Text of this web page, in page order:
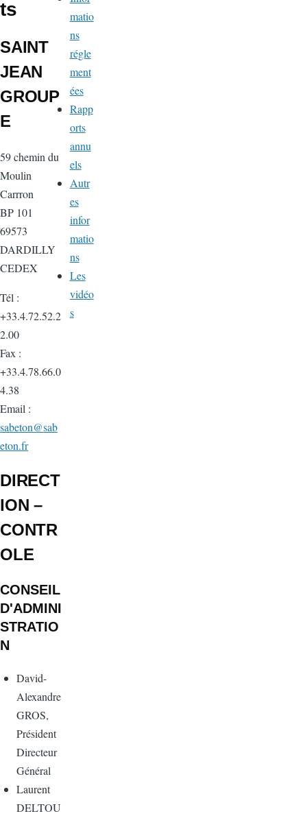
ts
SAINT
JEAN
GROUP
E
59 chemin du
Moulin
Carrron
BP 101
69573
DARDILLY
CEDEX
Tél :
+33.4.72.52.2
2.00
Fax :
+33.4.78.66.0
4.38
Email :
sabeton@sab
eton.fr
DIRECT
ION –
CONTR
OLE
CONSEIL
D'ADMINI
STRATIO
N
David-
Alexandre
GROS,
Président
Directeur
Général
Laurent
DELTOU
matio
ns
régle
ment
ées
Rapp
orts
annu
els
Autr
es
infor
matio
ns
Les
vidéo
s